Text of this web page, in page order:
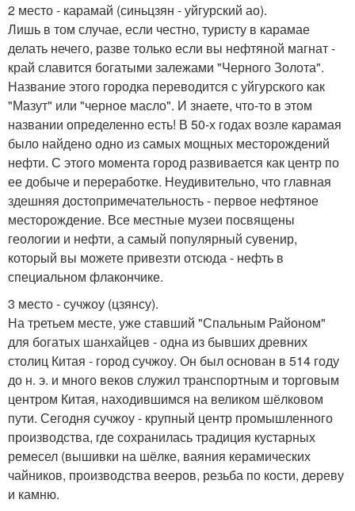
2 место - карамай (синьцзян - уйгурский ао).
Лишь в том случае, если честно, туристу в карамае
делать нечего, разве только если вы нефтяной магнат -
край славится богатыми залежами "Черного Золота".
Название этого городка переводится с уйгурского как
"Мазут" или "черное масло". И знаете, что-то в этом
названии определенно есть! В 50-х годах возле карамая
было найдено одно из самых мощных месторождений
нефти. С этого момента город развивается как центр по
ее добыче и переработке. Неудивительно, что главная
здешняя достопримечательность - первое нефтяное
месторождение. Все местные музеи посвящены
геологии и нефти, а самый популярный сувенир,
который вы можете привезти отсюда - нефть в
специальном флакончике.
3 место - сучжоу (цзянсу).
На третьем месте, уже ставший "Спальным Районом"
для богатых шанхайцев - одна из бывших древних
столиц Китая - город сучжоу. Он был основан в 514 году
до н. э. и много веков служил транспортным и торговым
центром Китая, находившимся на великом шёлковом
пути. Сегодня сучжоу - крупный центр промышленного
производства, где сохранилась традиция кустарных
ремесел (вышивки на шёлке, ваяния керамических
чайников, производства вееров, резьба по кости, дереву
и камню.